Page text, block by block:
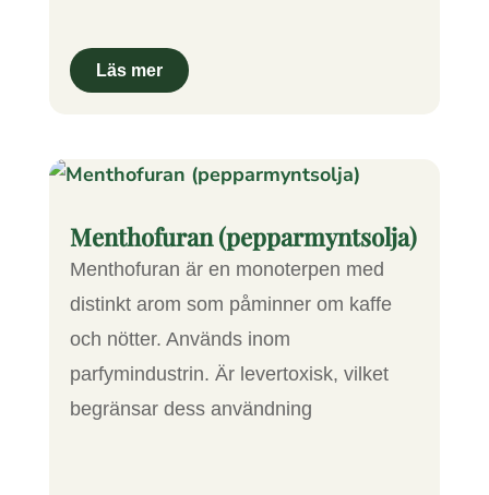
Menthofuran (pepparmyntsolja)
Menthofuran är en monoterpen med
distinkt arom som påminner om kaffe
och nötter. Används inom
parfymindustrin. Är levertoxisk, vilket
begränsar dess användning